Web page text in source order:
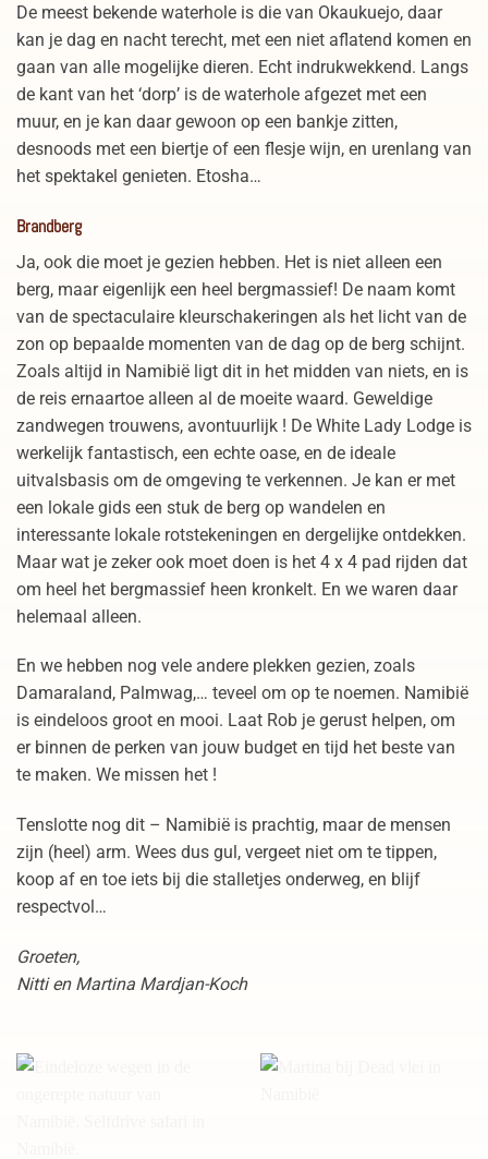
De meest bekende waterhole is die van Okaukuejo, daar
kan je dag en nacht terecht, met een niet aflatend komen en
gaan van alle mogelijke dieren. Echt indrukwekkend. Langs
de kant van het ‘dorp’ is de waterhole afgezet met een
muur, en je kan daar gewoon op een bankje zitten,
desnoods met een biertje of een flesje wijn, en urenlang van
het spektakel genieten. Etosha…
Brandberg
Ja, ook die moet je gezien hebben. Het is niet alleen een
berg, maar eigenlijk een heel bergmassief! De naam komt
van de spectaculaire kleurschakeringen als het licht van de
zon op bepaalde momenten van de dag op de berg schijnt.
Zoals altijd in Namibië ligt dit in het midden van niets, en is
de reis ernaartoe alleen al de moeite waard. Geweldige
zandwegen trouwens, avontuurlijk ! De White Lady Lodge is
werkelijk fantastisch, een echte oase, en de ideale
uitvalsbasis om de omgeving te verkennen. Je kan er met
een lokale gids een stuk de berg op wandelen en
interessante lokale rotstekeningen en dergelijke ontdekken.
Maar wat je zeker ook moet doen is het 4 x 4 pad rijden dat
om heel het bergmassief heen kronkelt. En we waren daar
helemaal alleen.
En we hebben nog vele andere plekken gezien, zoals
Damaraland, Palmwag,… teveel om op te noemen. Namibië
is eindeloos groot en mooi. Laat Rob je gerust helpen, om
er binnen de perken van jouw budget en tijd het beste van
te maken. We missen het !
Tenslotte nog dit – Namibië is prachtig, maar de mensen
zijn (heel) arm. Wees dus gul, vergeet niet om te tippen,
koop af en toe iets bij die stalletjes onderweg, en blijf
respectvol…
Groeten,
Nitti en Martina Mardjan-Koch